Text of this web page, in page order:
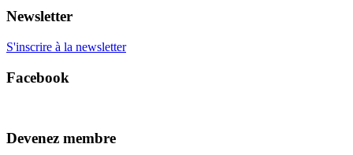
Newsletter
S'inscrire à la newsletter
Facebook
Devenez membre